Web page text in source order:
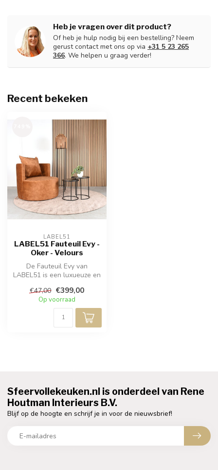
Heb je vragen over dit product?
Of heb je hulp nodig bij een bestelling? Neem
gerust contact met ons op via +31 5 23 265
366. We helpen u graag verder!
Recent bekeken
LABEL51
LABEL51 Fauteuil Evy -
Oker - Velours
De Fauteuil Evy van
LABEL51 is een luxueuze en
vervaardig...
€47,00 €399,00
Op voorraad
Sfeervollekeuken.nl is onderdeel van Rene
Houtman Interieurs B.V.
Blijf op de hoogte en schrijf je in voor de nieuwsbrief!